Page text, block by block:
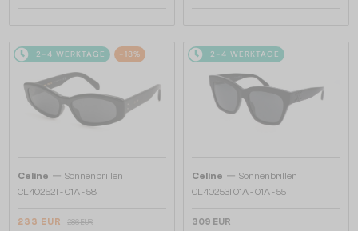
2-4 WERKTAGE -18%
Celine — Sonnenbrillen
CL40252I - 01A - 58
233 EUR 286 EUR
2-4 WERKTAGE
Celine — Sonnenbrillen
CL40253I 01A - 01A - 55
309 EUR